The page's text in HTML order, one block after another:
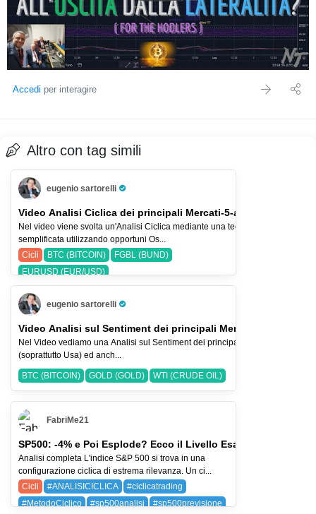
Accedi per interagire
Altro con tag simili
eugenio sartorelli
Pro Trader
Video Analisi Ciclica dei principali Mercati-5-ago-26
Nel video viene svolta un'Analisi Ciclica mediante una tecnica
semplificata utilizzando opportuni Os...
Cicli
BTC (BITCOIN)
FGBL (BUND)
EURUSD (EUR/USD)
eugenio sartorelli
Pro Trader
Video Analisi sul Sentiment dei principali Mercati-2-ago-2026
Nel Video vediamo una Analisi sul Sentiment dei principali Indici Azionari
(soprattutto Usa) ed anch...
BTC (BITCOIN) GOLD (GOLD) WTI (CRUDE OIL)
FabriMe21
SP500: -4% e Poi Esplode? Ecco il Livello Esatto
Analisi completa L'indice S&P 500 si trova in una
configurazione ciclica di estrema rilevanza. Un ci...
Cicli
#ANALISICICLICA
#ciclicatrading
#MetodoCiclico
#sp500analisi
#sp500previsione